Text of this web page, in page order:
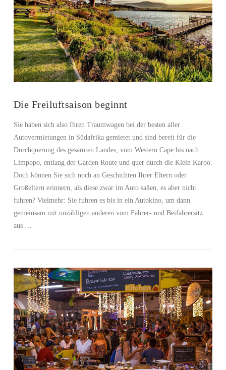
VIEW POST
Die Freiluftsaison beginnt
Sie haben sich also Ihren Traumwagen bei der besten aller
Autovermietungen in Südafrika gemietet und sind bereit für die
Durchquerung des gesamten Landes, vom Western Cape bis nach
Limpopo, entlang der Garden Route und quer durch die Klein Karoo.
Doch können Sie sich noch an Geschichten Ihrer Eltern oder
Großeltern erinnern, als diese zwar im Auto saßen, es aber nicht
fuhren? Vielmehr: Sie fuhren es bis in ein Autokino, um dann
gemeinsam mit unzähligen anderen vom Fahrer- und Beifahrersitz
aus …